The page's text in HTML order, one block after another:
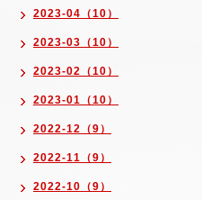
2023-04（10）
2023-03（10）
2023-02（10）
2023-01（10）
2022-12（9）
2022-11（9）
2022-10（9）